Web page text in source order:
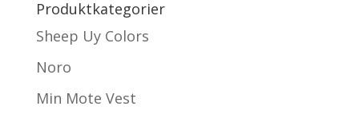
Produktkategorier
Sheep Uy Colors
Noro
Min Mote Vest